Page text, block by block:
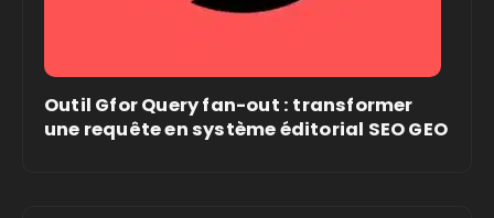
Outil Gfor Query fan-out : transformer
une requête en système éditorial SEO GEO